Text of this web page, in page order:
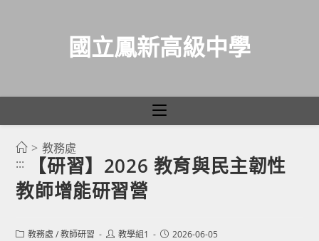
國立鳳新高級中學
> 教務處
:::
【研習】2026 教育與民主韌性
教師增能研習營
Post教務處 / 教師研習
Post教學組1
Post2026-06-05